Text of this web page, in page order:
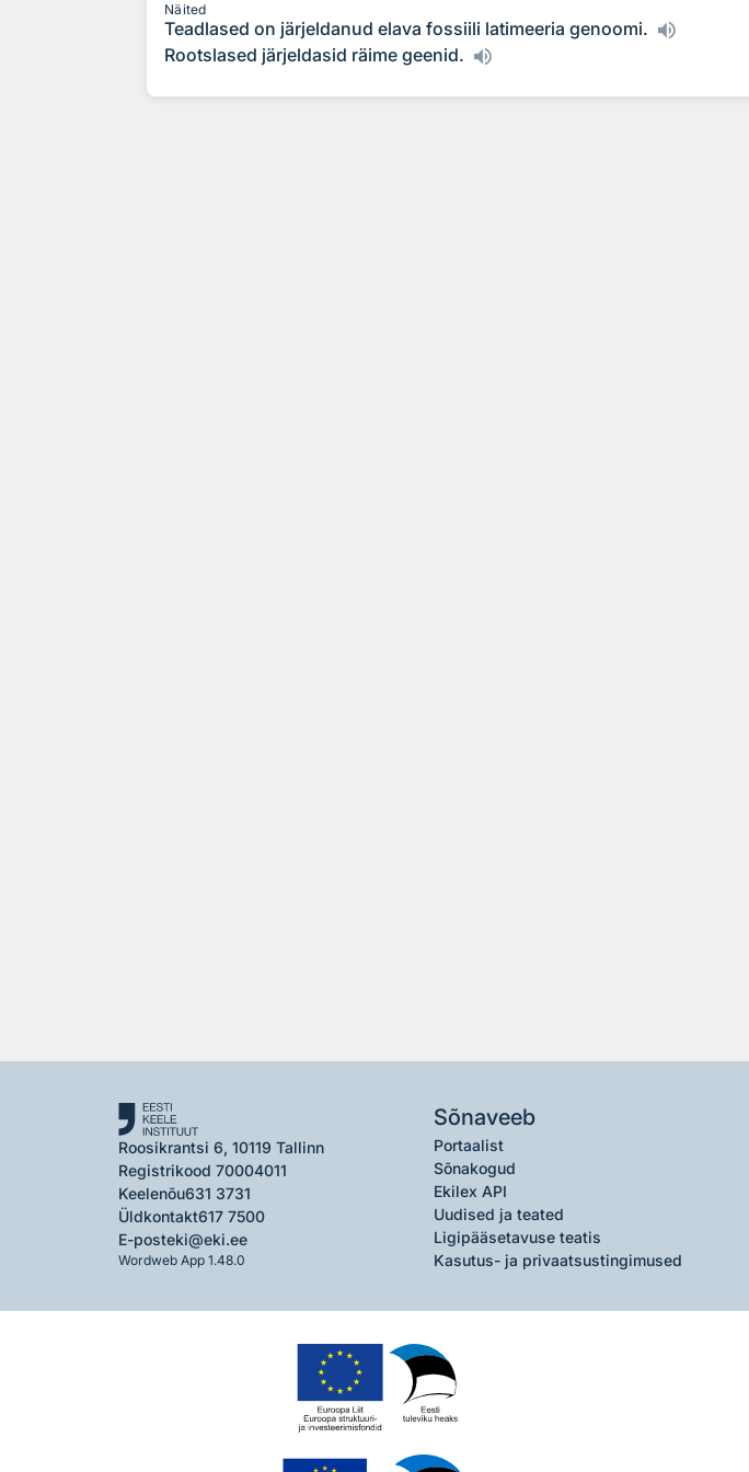
Näited
Teadlased on järjeldanud elava fossiili latimeeria genoomi.
Rootslased järjeldasid räime geenid.
Roosikrantsi 6, 10119 Tallinn
Registrikood 70004011
Keelenõu631 3731
Üldkontakt617 7500
E-posteki@eki.ee
Wordweb App 1.48.0
Sõnaveeb
Portaalist
Sõnakogud
Ekilex API
Uudised ja teated
Ligipääsetavuse teatis
Kasutus- ja privaatsustingimused